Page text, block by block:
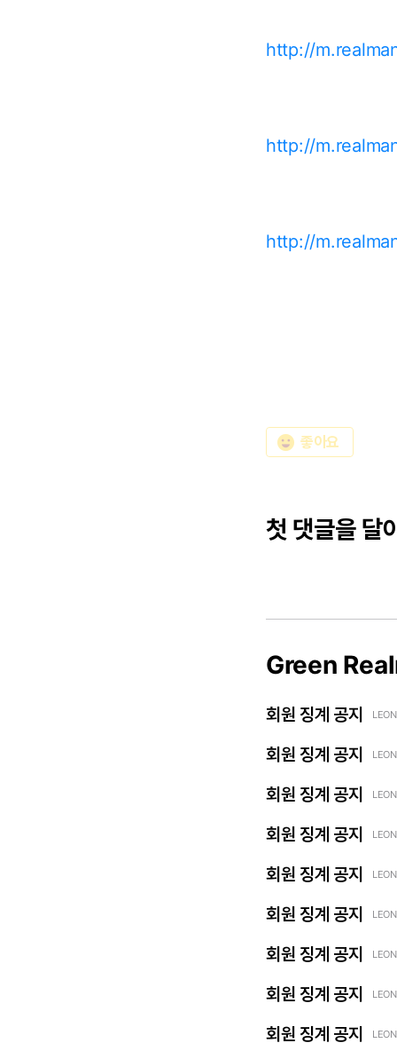
http://
http://
http://
emoji_emotions 좋아요
첫 댓글을 달
Green
회원 징계 공지
회원 징계 공지
회원 징계 공지
회원 징계 공지
회원 징계 공지
회원 징계 공지
회원 징계 공지
회원 징계 공지
회원 징계 공지